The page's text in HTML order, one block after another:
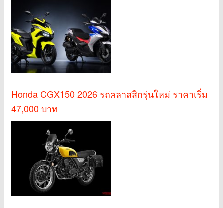
Honda CGX150 2026 รถคลาสสิกรุ่นใหม่ ราคาเริ่ม
47,000 บาท